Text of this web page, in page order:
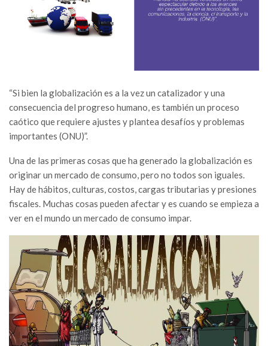
“Si bien la globalización es a la vez un catalizador y una
consecuencia del progreso humano, es también un proceso
caótico que requiere ajustes y plantea desafíos y problemas
importantes (ONU)”.
Una de las primeras cosas que ha generado la globalización es
originar un mercado de consumo, pero no todos son iguales.
Hay de hábitos, culturas, costos, cargas tributarias y presiones
fiscales. Muchas cosas pueden afectar y es cuando se empieza a
ver en el mundo un mercado de consumo impar.